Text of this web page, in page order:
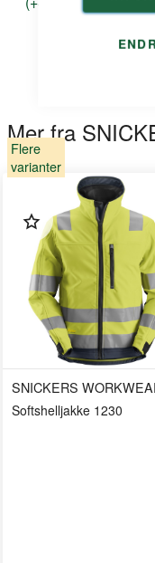
Mer fra
Flere
varianter
SNICKERS
Softshelljakke 1230